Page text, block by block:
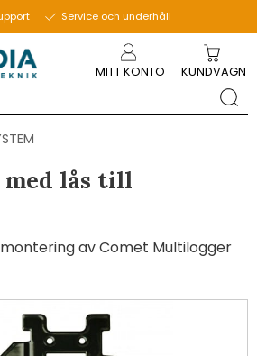
Service och underhåll
MITT KONTO KUNDVAGN
med lås till
av Comet Multilogger